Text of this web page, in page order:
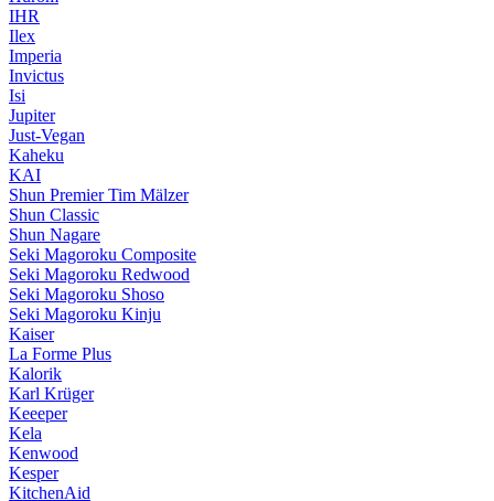
IHR
Ilex
Imperia
Invictus
Isi
Jupiter
Just-Vegan
Kaheku
KAI
Shun Premier Tim Mälzer
Shun Classic
Shun Nagare
Seki Magoroku Composite
Seki Magoroku Redwood
Seki Magoroku Shoso
Seki Magoroku Kinju
Kaiser
La Forme Plus
Kalorik
Karl Krüger
Keeeper
Kela
Kenwood
Kesper
KitchenAid